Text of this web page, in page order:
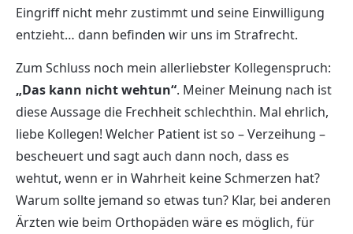
Eingriff nicht mehr zustimmt und seine Einwilligung
entzieht… dann befinden wir uns im Strafrecht.
Zum Schluss noch mein allerliebster Kollegenspruch:
„Das kann nicht wehtun“. Meiner Meinung nach ist
diese Aussage die Frechheit schlechthin. Mal ehrlich,
liebe Kollegen! Welcher Patient ist so – Verzeihung –
bescheuert und sagt auch dann noch, dass es
wehtut, wenn er in Wahrheit keine Schmerzen hat?
Warum sollte jemand so etwas tun? Klar, bei anderen
Ärzten wie beim Orthopäden wäre es möglich, für